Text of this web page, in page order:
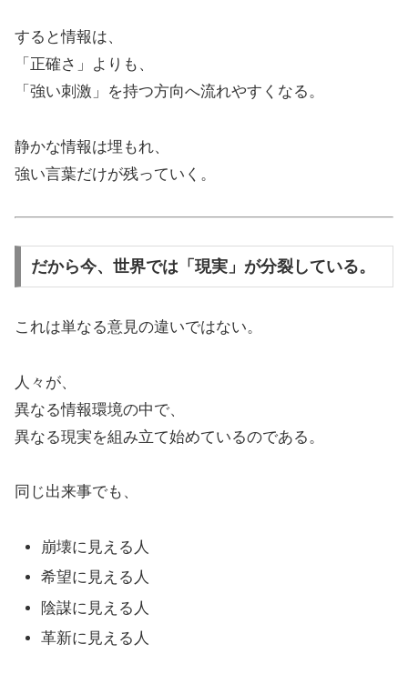
すると情報は、
「正確さ」よりも、
「強い刺激」を持つ方向へ流れやすくなる。
静かな情報は埋もれ、
強い言葉だけが残っていく。
だから今、世界では「現実」が分裂している。
これは単なる意見の違いではない。
人々が、
異なる情報環境の中で、
異なる現実を組み立て始めているのである。
同じ出来事でも、
崩壊に見える人
希望に見える人
陰謀に見える人
革新に見える人